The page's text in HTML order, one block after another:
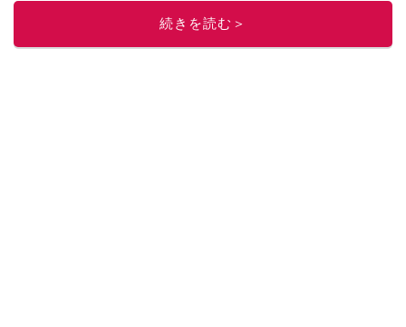
続きを読む＞